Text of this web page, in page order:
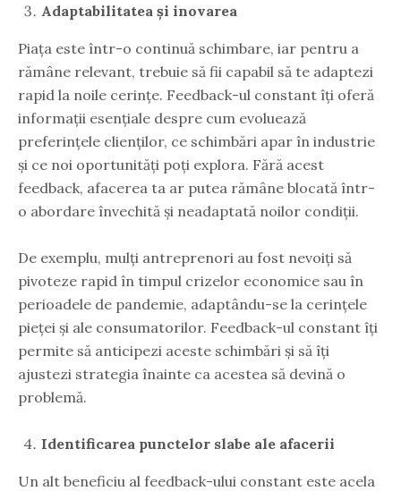
Adaptabilitatea și inovarea
Piața este într-o continuă schimbare, iar pentru a
rămâne relevant, trebuie să fii capabil să te adaptezi
rapid la noile cerințe. Feedback-ul constant îți oferă
informații esențiale despre cum evoluează
preferințele clienților, ce schimbări apar în industrie
și ce noi oportunități poți explora. Fără acest
feedback, afacerea ta ar putea rămâne blocată într-
o abordare învechită și neadaptată noilor condiții.
De exemplu, mulți antreprenori au fost nevoiți să
pivoteze rapid în timpul crizelor economice sau în
perioadele de pandemie, adaptându-se la cerințele
pieței și ale consumatorilor. Feedback-ul constant îți
permite să anticipezi aceste schimbări și să îți
ajustezi strategia înainte ca acestea să devină o
problemă.
Identificarea punctelor slabe ale afacerii
Un alt beneficiu al feedback-ului constant este acela